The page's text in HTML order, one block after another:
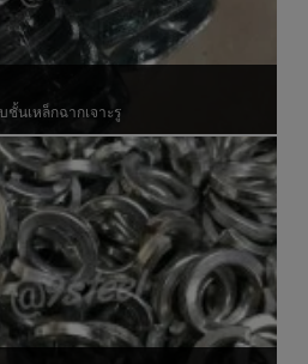
นเหล็กฉากเจาะรู